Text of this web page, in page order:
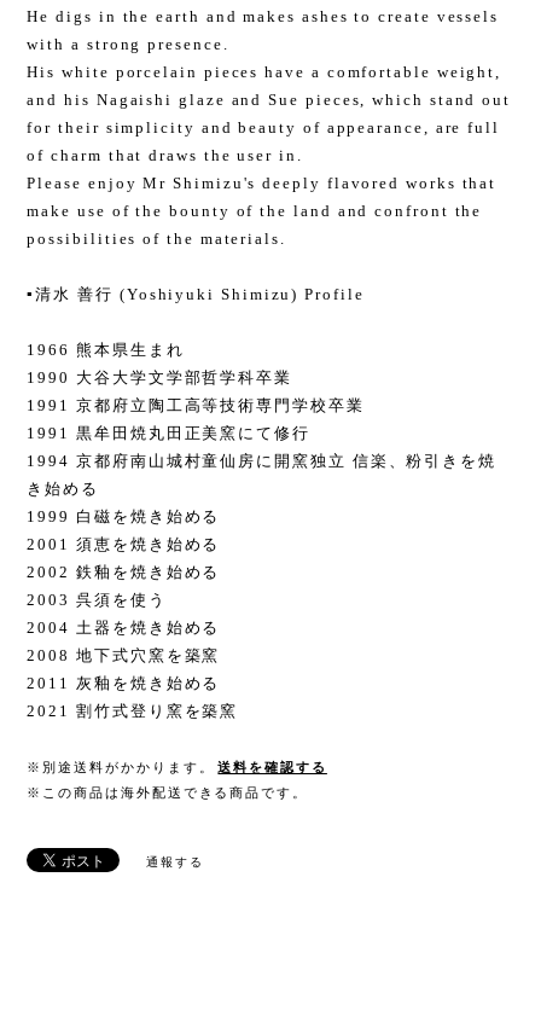
He digs in the earth and makes ashes to create vessels
with a strong presence.
His white porcelain pieces have a comfortable weight,
and his Nagaishi glaze and Sue pieces, which stand out
for their simplicity and beauty of appearance, are full
of charm that draws the user in.
Please enjoy Mr Shimizu's deeply flavored works that
make use of the bounty of the land and confront the
possibilities of the materials.
▪️清水 善行 (Yoshiyuki Shimizu) Profile
1966 熊本県生まれ
1990 大谷大学文学部哲学科卒業
1991 京都府立陶工高等技術専門学校卒業
1991 黒牟田焼丸田正美窯にて修行
1994 京都府南山城村童仙房に開窯独立 信楽、粉引きを焼
き始める
1999 白磁を焼き始める
2001 須恵を焼き始める
2002 鉄釉を焼き始める
2003 呉須を使う
2004 土器を焼き始める
2008 地下式穴窯を築窯
2011 灰釉を焼き始める
2021 割竹式登り窯を築窯
※別途送料がかかります。
送料を確認する
※この商品は海外配送できる商品です。
通報する